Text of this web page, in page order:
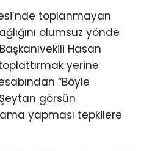
toplanmayan
olumsuz yönde
Hasan
yerine
“Böyle
görsün
yapması tepkilere